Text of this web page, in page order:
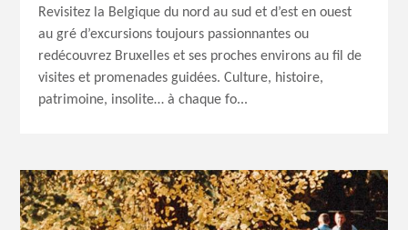
Revisitez la Belgique du nord au sud et d’est en ouest
au gré d’excursions toujours passionnantes ou
redécouvrez Bruxelles et ses proches environs au fil de
visites et promenades guidées. Culture, histoire,
patrimoine, insolite… à chaque fo...